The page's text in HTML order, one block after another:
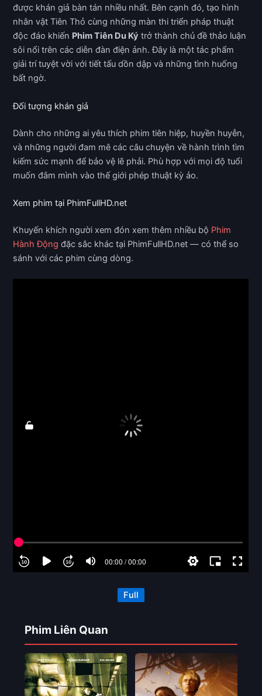
được khán giả bàn tán nhiều nhất. Bên cạnh đó, tạo hình
nhân vật Tiên Thỏ cùng những màn thi triển pháp thuật
độc đáo khiến Phim Tiên Du Ký trở thành chủ đề thảo luận
sôi nổi trên các diễn đàn điện ảnh. Đây là một tác phẩm
giải trí tuyệt vời với tiết tấu dồn dập và những tình huống
bất ngờ.
Đối tượng khán giả
Dành cho những ai yêu thích phim tiên hiệp, huyền huyễn,
và những người đam mê các câu chuyện về hành trình tìm
kiếm sức mạnh để bảo vệ lẽ phải. Phù hợp với mọi độ tuổi
muốn đắm mình vào thế giới phép thuật kỳ ảo.
Xem phim tại PhimFullHD.net
Khuyến khích người xem đón xem thêm nhiều bộ Phim
Hành Động đặc sắc khác tại PhimFullHD.net — có thể so
sánh với các phim cùng dòng.
Full
Phim Liên Quan